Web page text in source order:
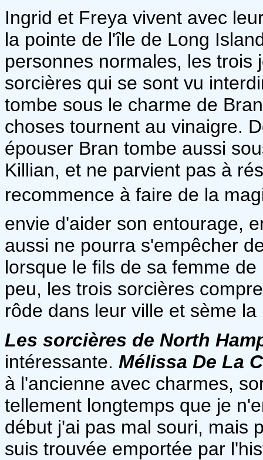
Ingrid et Freya vivent avec
la pointe de l'île de Long
personnes normales, les trois
sorcières qui se sont vu
tombe sous le charme de
choses tournent au vinaigre.
épouser Bran tombe aussi
Killian, et ne parvient pas à
recommence à faire de la
envie d'aider son entourage,
aussi ne pourra s'empêcher
lorsque le fils de sa femme
peu, les trois sorcières
rôde dans leur ville et sème la
Les sorcières de North
intéressante. Mélissa De La
à l'ancienne avec charmes,
tellement longtemps que je
début j'ai pas mal souri, mais
suis trouvée emportée par